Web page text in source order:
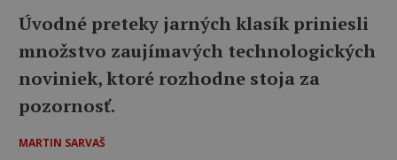
Úvodné preteky jarných klasík priniesli
množstvo zaujímavých technologických
noviniek, ktoré rozhodne stoja za
pozornosť.
MARTIN SARVAŠ